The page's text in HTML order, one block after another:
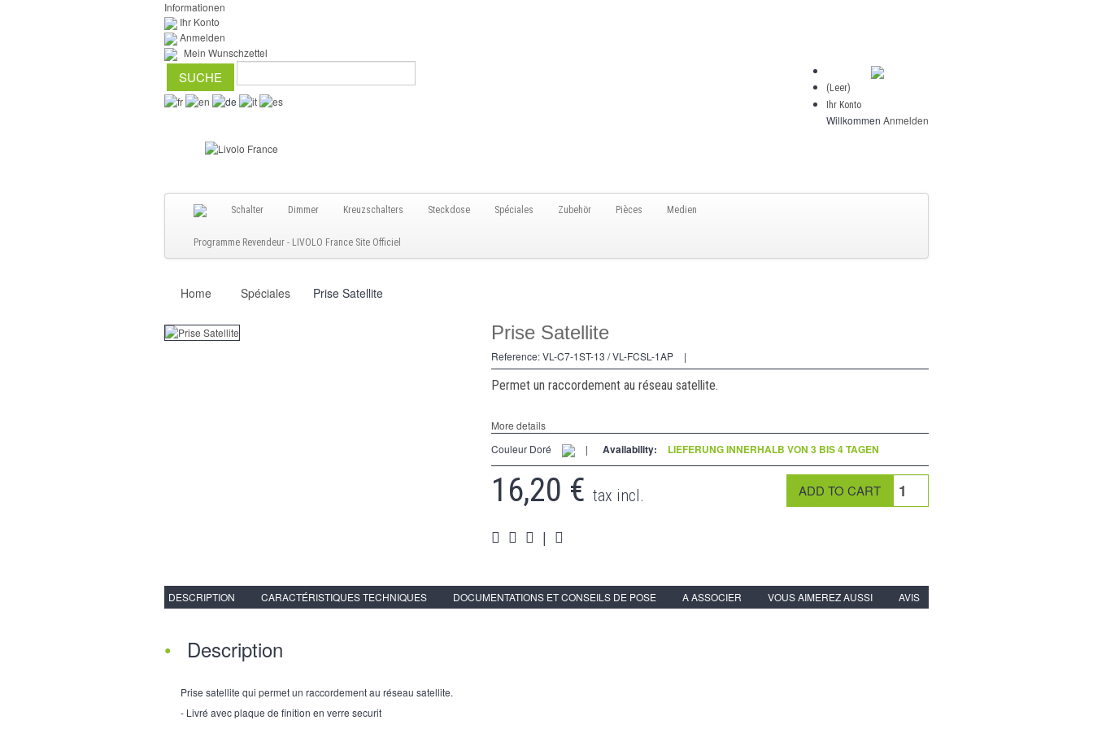
Informationen
Ihr Konto
Anmelden
Mein Wunschzettel
(Leer)
Ihr Konto
Willkommen Anmelden
Schalter Dimmer Kreuzschalters Steckdose Spéciales Zubehör Pièces Medien
Programme Revendeur - LIVOLO France Site Officiel
Home Spéciales Prise Satellite
Prise Satellite
Reference:VL-C7-1ST-13 / VL-FCSL-1AP |
Permet un raccordement au réseau satellite.
More details
Couleur Doré
| Availability: LIEFERUNG INNERHALB VON 3 BIS 4 TAGEN
16,20 € tax incl.
|
DESCRIPTION CARACTÉRISTIQUES TECHNIQUES DOCUMENTATIONS ET CONSEILS DE POSE A ASSOCIER VOUS AIMEREZ AUSSI AVIS
Description
Prise satellite qui permet un raccordement au réseau satellite.
- Livré avec plaque de finition en verre securit